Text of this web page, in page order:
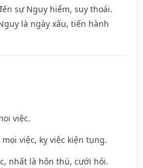
sự Nguy hiểm, suy thoái.
là ngày xấu, tiến hành
việc.
việc, kỵ việc kiện tụng.
nhất là hôn thú, cưới hỏi.